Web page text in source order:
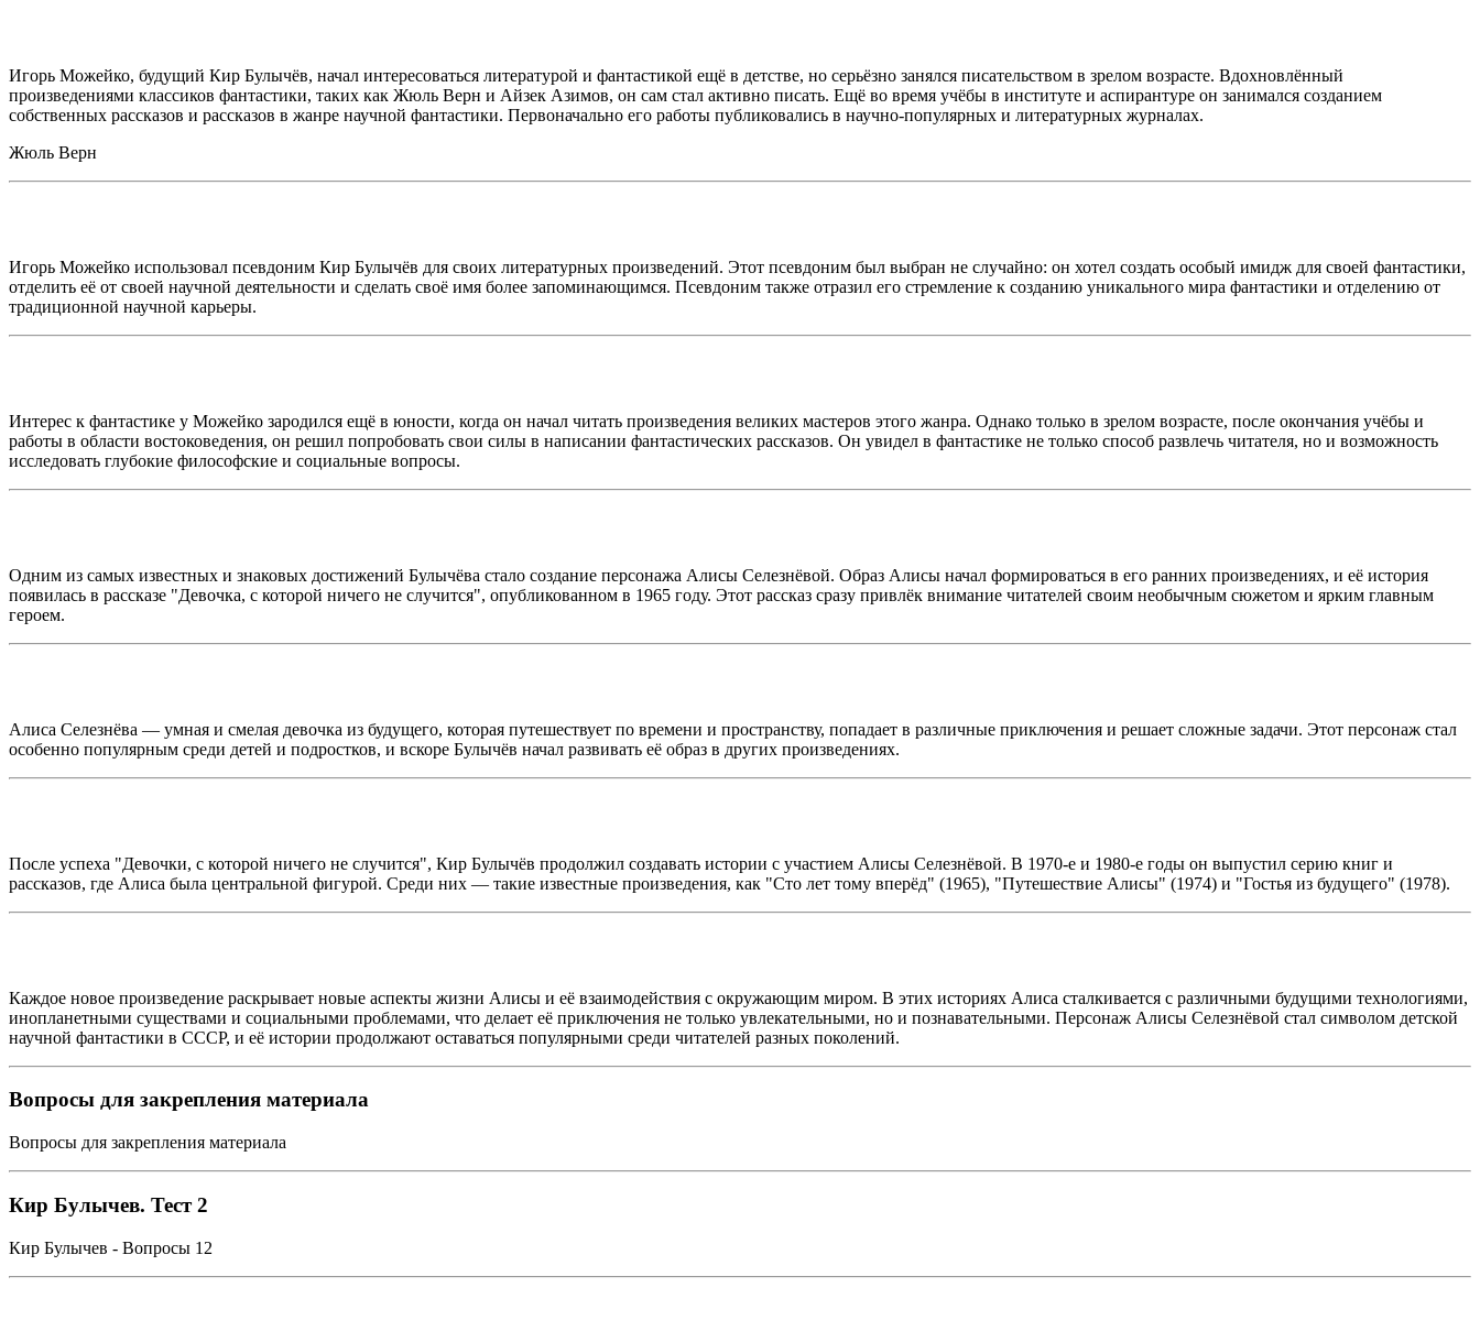
Игорь Можейко, будущий Кир Булычёв, начал интересоваться литературой и фантастикой ещё в детстве, но серьёзно занялся писательством в зрелом возрасте. Вдохновлённый
произведениями классиков фантастики, таких как Жюль Верн и Айзек Азимов, он сам стал активно писать. Ещё во время учёбы в институте и аспирантуре он занимался созданием
собственных рассказов и рассказов в жанре научной фантастики. Первоначально его работы публиковались в научно-популярных и литературных журналах.
Жюль Верн
Игорь Можейко использовал псевдоним Кир Булычёв для своих литературных произведений. Этот псевдоним был выбран не случайно: он хотел создать особый имидж для своей фантастики,
отделить её от своей научной деятельности и сделать своё имя более запоминающимся. Псевдоним также отразил его стремление к созданию уникального мира фантастики и отделению от
традиционной научной карьеры.
Интерес к фантастике у Можейко зародился ещё в юности, когда он начал читать произведения великих мастеров этого жанра. Однако только в зрелом возрасте, после окончания учёбы и
работы в области востоковедения, он решил попробовать свои силы в написании фантастических рассказов. Он увидел в фантастике не только способ развлечь читателя, но и возможность
исследовать глубокие философские и социальные вопросы.
Одним из самых известных и знаковых достижений Булычёва стало создание персонажа Алисы Селезнёвой. Образ Алисы начал формироваться в его ранних произведениях, и её история
появилась в рассказе "Девочка, с которой ничего не случится", опубликованном в 1965 году. Этот рассказ сразу привлёк внимание читателей своим необычным сюжетом и ярким главным
героем.
Алиса Селезнёва — умная и смелая девочка из будущего, которая путешествует по времени и пространству, попадает в различные приключения и решает сложные задачи. Этот персонаж стал
особенно популярным среди детей и подростков, и вскоре Булычёв начал развивать её образ в других произведениях.
После успеха "Девочки, с которой ничего не случится", Кир Булычёв продолжил создавать истории с участием Алисы Селезнёвой. В 1970-е и 1980-е годы он выпустил серию книг и
рассказов, где Алиса была центральной фигурой. Среди них — такие известные произведения, как "Сто лет тому вперёд" (1965), "Путешествие Алисы" (1974) и "Гостья из будущего" (1978).
Каждое новое произведение раскрывает новые аспекты жизни Алисы и её взаимодействия с окружающим миром. В этих историях Алиса сталкивается с различными будущими технологиями,
инопланетными существами и социальными проблемами, что делает её приключения не только увлекательными, но и познавательными. Персонаж Алисы Селезнёвой стал символом детской
научной фантастики в СССР, и её истории продолжают оставаться популярными среди читателей разных поколений.
Вопросы для закрепления материала
Вопросы для закрепления материала
Кир Булычев. Тест 2
Кир Булычев - Вопросы 12